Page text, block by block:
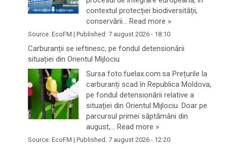
contextul protecției biodiversității,
conservării… Read more »
Source: EcoFM | Published: 7 august 2026 - 18:10
Carburanții se ieftinesc, pe fondul detensionării
situației din Orientul Mijlociu
Sursa foto:fuelax.com.sa Prețurile la
carburanți scad în Republica Moldova,
pe fondul detensionării relative a
situației din Orientul Mijlociu. Doar pe
parcursul primei săptămâni din
august,… Read more »
Source: EcoFM | Published: 7 august 2026 - 12:20